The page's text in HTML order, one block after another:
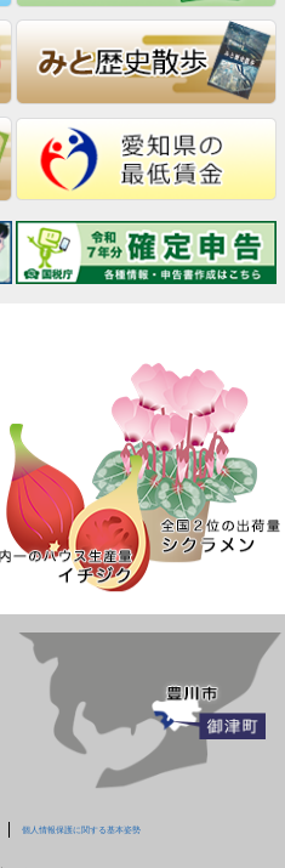
個人情報保護に関する基本姿勢